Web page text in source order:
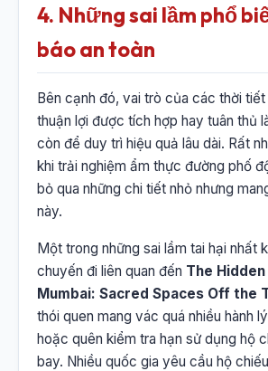
4. Những sai lầm phổ
báo an toàn
Bên cạnh đó, vai trò của các thời tiết
thuận lợi được tích hợp hay tuân thủ
còn để duy trì hiệu quả lâu dài. Rất
khi trải nghiệm ẩm thực đường phố
bỏ qua những chi tiết nhỏ nhưng
này.
Một trong những sai lầm tai hại nhất
chuyến đi liên quan đến The
Mumbai: Sacred Spaces Off the
thói quen mang vác quá nhiều hành
hoặc quên kiểm tra hạn sử dụng hộ
bay. Nhiều quốc gia yêu cầu hộ